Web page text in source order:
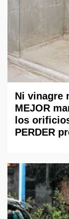
Ni vinagre
MEJOR
los
PERDER